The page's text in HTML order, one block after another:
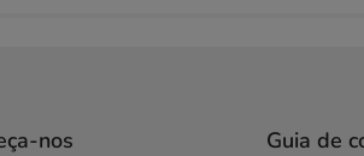
nos Guia de